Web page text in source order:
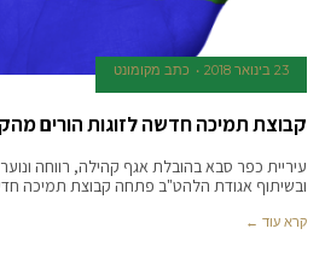
23 בינואר 2018 כתב מקומונט
קבוצת תמיכה חדשה לזוגות הורים
עיריית כפר סבא בהובלת אגף קהילה, רווחה
ובשיתוף אגודת הלהט"ב פתחה קבוצת תמיכה
קרא עוד ←